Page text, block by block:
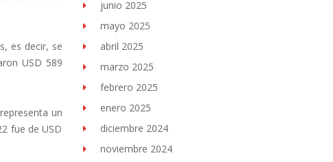
es decir, se
USD 589
un
fue de USD
junio 2025
mayo 2025
abril 2025
marzo 2025
febrero 2025
enero 2025
diciembre 2024
noviembre 2024